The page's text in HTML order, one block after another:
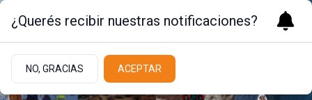
¿Querés recibir nuestras notificaciones?
NO, GRACIAS ACEPTAR